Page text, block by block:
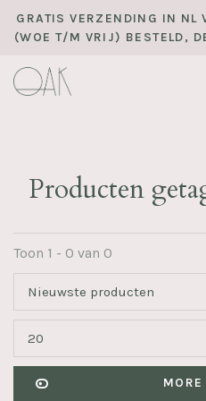
GRATIS VERZENDING IN NL
(WOE T/M VRIJ) BESTELD,
Producten
Toon 1 - 0 van 0
Nieuwste producten
20
MORE